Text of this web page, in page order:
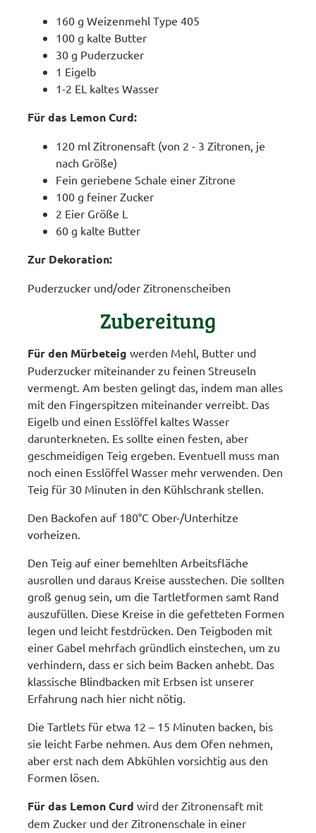
160 g Weizenmehl Type 405
100 g kalte Butter
30 g Puderzucker
1 Eigelb
1-2 EL kaltes Wasser
Für das Lemon Curd:
120 ml Zitronensaft (von 2 - 3 Zitronen, je
nach Größe)
Fein geriebene Schale einer Zitrone
100 g feiner Zucker
2 Eier Größe L
60 g kalte Butter
Zur Dekoration:
Puderzucker und/oder Zitronenscheiben
Zubereitung
Für den Mürbeteig werden Mehl, Butter und
Puderzucker miteinander zu feinen Streuseln
vermengt. Am besten gelingt das, indem man alles
mit den Fingerspitzen miteinander verreibt. Das
Eigelb und einen Esslöffel kaltes Wasser
darunterkneten. Es sollte einen festen, aber
geschmeidigen Teig ergeben. Eventuell muss man
noch einen Esslöffel Wasser mehr verwenden. Den
Teig für 30 Minuten in den Kühlschrank stellen.
Den Backofen auf 180°C Ober-/Unterhitze
vorheizen.
Den Teig auf einer bemehlten Arbeitsfläche
ausrollen und daraus Kreise ausstechen. Die sollten
groß genug sein, um die Tartletformen samt Rand
auszufüllen. Diese Kreise in die gefetteten Formen
legen und leicht festdrücken. Den Teigboden mit
einer Gabel mehrfach gründlich einstechen, um zu
verhindern, dass er sich beim Backen anhebt. Das
klassische Blindbacken mit Erbsen ist unserer
Erfahrung nach hier nicht nötig.
Die Tartlets für etwa 12 – 15 Minuten backen, bis
sie leicht Farbe nehmen. Aus dem Ofen nehmen,
aber erst nach dem Abkühlen vorsichtig aus den
Formen lösen.
Für das Lemon Curd wird der Zitronensaft mit
dem Zucker und der Zitronenschale in einer